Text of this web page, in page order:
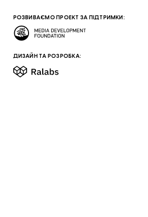
РОЗВИВАЄМО ПРОЕКТ ЗА ПІДТРИМКИ:
ДИЗАЙН ТА РОЗРОБКА: